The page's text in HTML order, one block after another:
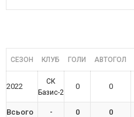
СЕЗОН КЛУБ ГОЛИ АВТОГОЛ
2022
СК
Базис-2
0 0
Всього - 0 0